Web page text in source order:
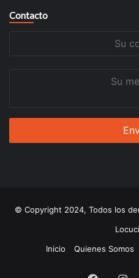
Contacto
© Copyright 2024, Todos los
Inicio
Quienes Somos